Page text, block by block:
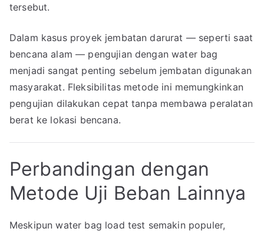
tersebut.
Dalam kasus proyek jembatan darurat — seperti saat
bencana alam — pengujian dengan water bag
menjadi sangat penting sebelum jembatan digunakan
masyarakat. Fleksibilitas metode ini memungkinkan
pengujian dilakukan cepat tanpa membawa peralatan
berat ke lokasi bencana.
Perbandingan dengan
Metode Uji Beban Lainnya
Meskipun water bag load test semakin populer,